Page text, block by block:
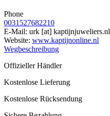
Phone
0031527682210
E-Mail: urk [at] kaptijnjuweliers.nl
Website: www.kaptijnonline.nl
Wegbeschreibung
Offizieller Händler
Kostenlose Lieferung
Kostenlose Rücksendung